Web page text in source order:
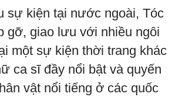
sự kiện tại nước ngoài, Tóc
gỡ, giao lưu với nhiều ngôi
một sự kiện thời trang khác
ca sĩ đầy nổi bật và quyến
vật nổi tiếng ở các quốc